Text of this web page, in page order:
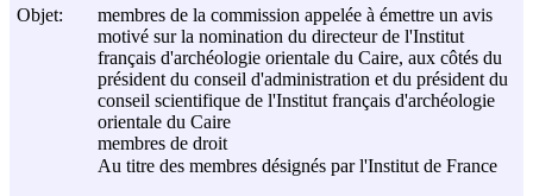
Objet:
membres de la commission appelée à émettre un avis
motivé sur la nomination du directeur de l'Institut
français d'archéologie orientale du Caire, aux côtés du
président du conseil d'administration et du président du
conseil scientifique de l'Institut français d'archéologie
orientale du Caire
membres de droit
Au titre des membres désignés par l'Institut de France